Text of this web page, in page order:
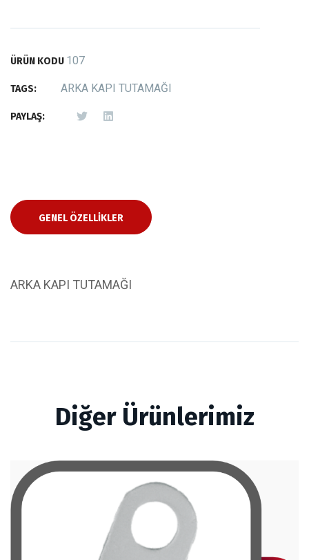
ÜRÜN KODU 107
TAGS: ARKA KAPI TUTAMAĞI
PAYLAŞ:
GENEL ÖZELLIKLER
ARKA KAPI TUTAMAĞI
Diğer Ürünlerimiz